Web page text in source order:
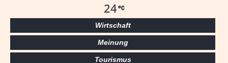
24
Wirtschaft
Meinung
Tourismus